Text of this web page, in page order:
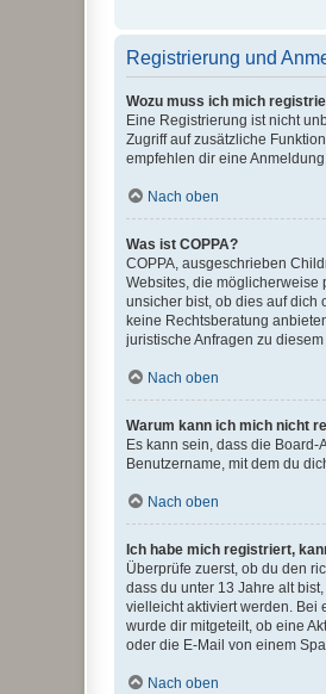
Registrierung und
Wozu muss ich mich
Eine Registrierung ist nicht
Zugriff auf zusätzliche
empfehlen dir eine
Nach oben
Was ist COPPA?
COPPA, ausgeschrieben
Websites, die möglicherweise
unsicher bist, ob dies auf dich
keine Rechtsberatung
juristische Anfragen zu
Nach oben
Warum kann ich mich nicht
Es kann sein, dass die
Benutzername, mit dem du
Nach oben
Ich habe mich registriert,
Überprüfe zuerst, ob du den
dass du unter 13 Jahre alt
vielleicht aktiviert werden. Bei
wurde dir mitgeteilt, ob eine
oder die E-Mail von einem
Nach oben